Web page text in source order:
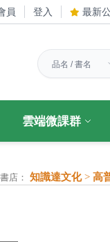
員 登入 最新
雲端微課群
店： 知識達文化 > 高